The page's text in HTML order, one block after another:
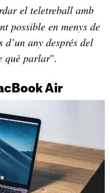
el teletreball amb
possible en menys de
d’un any després del
què parlar".
Air